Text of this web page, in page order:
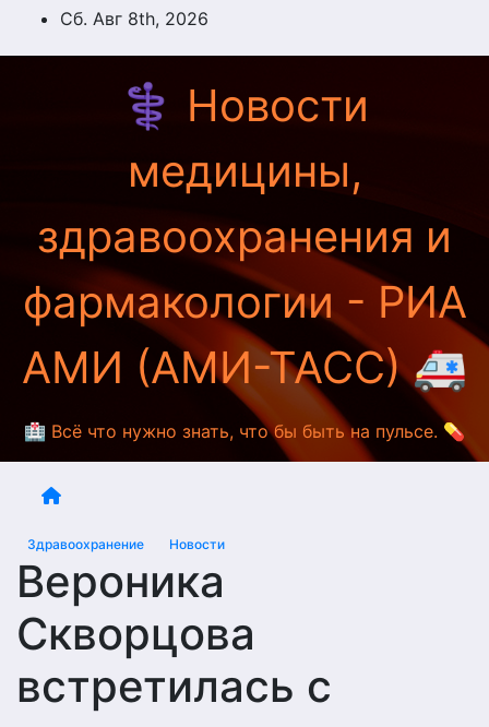
ПерейтиСб. Авг 8th, 2026
⚕️ Новости
медицины,
здравоохранения и
фармакологии - РИА
АМИ (АМИ-ТАСС) 🚑
🏥 Всё что нужно знать, что бы быть на пульсе. 💊
Здравоохранение Новости
Вероника
Скворцова
встретилась с